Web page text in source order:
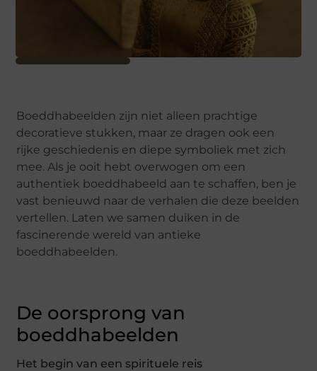
Boeddhabeelden zijn niet alleen prachtige
decoratieve stukken, maar ze dragen ook een
rijke geschiedenis en diepe symboliek met zich
mee. Als je ooit hebt overwogen om een
authentiek boeddhabeeld aan te schaffen, ben je
vast benieuwd naar de verhalen die deze beelden
vertellen. Laten we samen duiken in de
fascinerende wereld van antieke
boeddhabeelden.
De oorsprong van
boeddhabeelden
Het begin van een spirituele reis